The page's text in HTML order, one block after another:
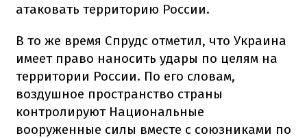
атаковать территорию России.
В то же время Спрудс отметил, что Украина
имеет право наносить удары по целям на
территории России. По его словам,
воздушное пространство страны
контролируют Национальные
вооруженные силы вместе с союзниками по